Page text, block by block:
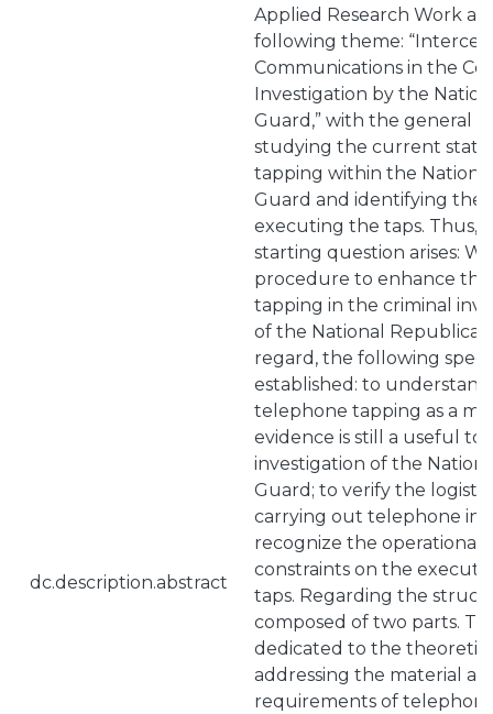
dc.description.abstract
Applied Research Work
following theme:
Communications in the
Investigation by the
Guard,” with the general
studying the current
tapping within the
Guard and identifying the
executing the taps. Thus,
starting question arises:
procedure to enhance
tapping in the criminal
of the National
regard, the following
established: to
telephone tapping as a
evidence is still a useful
investigation of the
Guard; to verify the
carrying out telephone
recognize the operational
constraints on the
taps. Regarding the
composed of two parts.
dedicated to the
addressing the material
requirements of